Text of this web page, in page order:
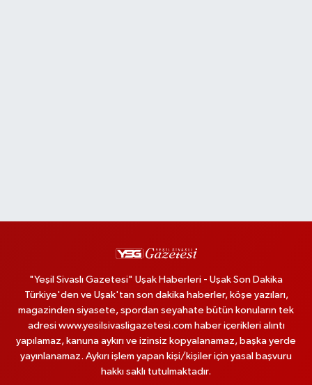
"Yeşil Sivaslı Gazetesi" Uşak Haberleri - Uşak Son Dakika
Türkiye'den ve Uşak'tan son dakika haberler, köşe yazıları,
magazinden siyasete, spordan seyahate bütün konuların tek
adresi www.yesilsivasligazetesi.com haber içerikleri alıntı
yapılamaz, kanuna aykırı ve izinsiz kopyalanamaz, başka yerde
yayınlanamaz. Aykırı işlem yapan kişi/kişiler için yasal başvuru
hakkı saklı tutulmaktadır.